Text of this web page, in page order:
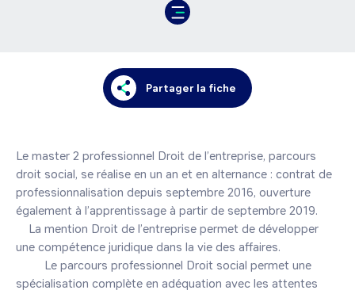
Partager la fiche
Le master 2 professionnel Droit de l’entreprise, parcours
droit social, se réalise en un an et en alternance : contrat de
professionnalisation depuis septembre 2016, ouverture
également à l’apprentissage à partir de septembre 2019.
une compétence juridique dans la vie des affaires.
spécialisation complète en adéquation avec les attentes